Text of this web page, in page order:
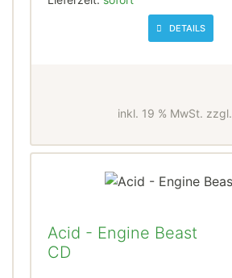
DETAILS
inkl. 19 % MwSt. zzgl.
Acid - Engine Beast
CD